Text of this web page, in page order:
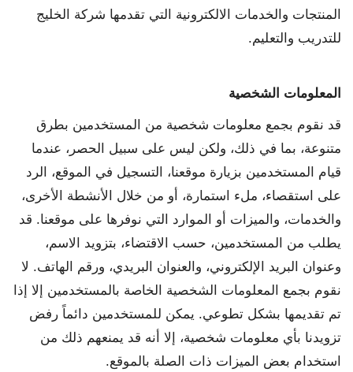
المنتجات والخدمات الالكترونية التي تقدمها شركة الخليج
للتدريب والتعليم.
المعلومات الشخصية
قد نقوم بجمع معلومات شخصية من المستخدمين بطرق
متنوعة، بما في ذلك، ولكن ليس على سبيل الحصر، عندما
قيام المستخدمين بزيارة موقعنا، التسجيل في الموقع، الرد
على استقصاء، ملء استمارة، أو من خلال الأنشطة الأخرى،
والخدمات، والميزات أو الموارد التي نوفرها على موقعنا. قد
يطلب من المستخدمين، حسب الاقتضاء، بتزويد الاسم،
وعنوان البريد الإلكتروني، والعنوان البريدي، ورقم الهاتف. لا
نقوم بجمع المعلومات الشخصية الخاصة بالمستخدمين إلا إذا
تم تقديمها بشكل تطوعي. يمكن للمستخدمين دائماً رفض
تزويدنا بأي معلومات شخصية، إلا أنه قد يمنعهم ذلك من
استخدام بعض الميزات ذات الصلة بالموقع.